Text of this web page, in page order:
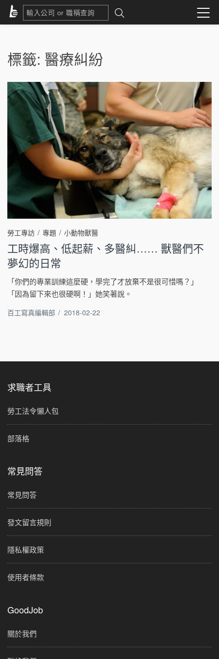
標籤: 醫療糾紛
勞工專訪 專題 小動物獸醫
工時爆高、低起薪、多醫糾…… 獸醫們不
夢幻的日常
「你們的專業訓練這麼硬，學完了才放棄不是很可惜嗎？」
「因為留下來也很硬啊！」她笑著說。
百工寫真編輯部 / 2018-02-22
求職者工具
勞工法令懶人包
部落格
常見問答
常見問答
發文留言規則
隱私權政策
使用者條款
GoodJob
關於我們